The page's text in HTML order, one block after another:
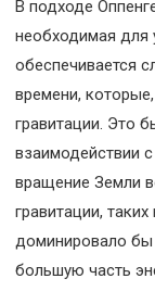
В подходе
необходимая для
обеспечивается
времени,
гравитации. Это
взаимодействии
вращение Земли
гравитации,
доминировало бы
большую часть